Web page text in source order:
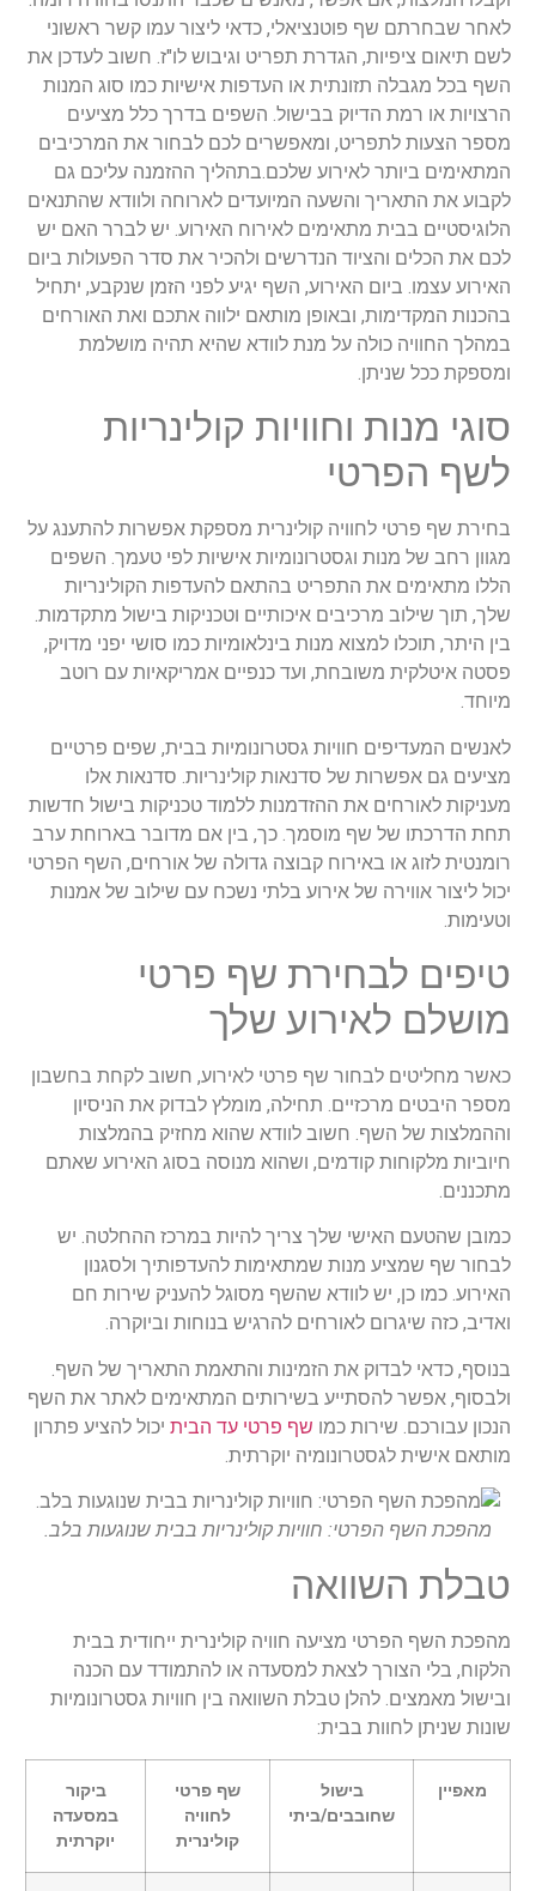
לאחר שבחרתם שף פוטנציאלי, כדאי ליצור עמו קשר ראשוני
לשם תיאום ציפיות, הגדרת תפריט וגיבוש לו"ז. חשוב לעדכן את
השף בכל מגבלה תזונתית או העדפות אישיות כמו סוג המנות
הרצויות או רמת הדיוק בבישול. השפים בדרך כלל מציעים
מספר הצעות לתפריט, ומאפשרים לכם לבחור את המרכיבים
המתאימים ביותר לאירוע שלכם.בתהליך ההזמנה עליכם גם
לקבוע את התאריך והשעה המיועדים לארוחה ולוודא שהתנאים
הלוגיסטיים בבית מתאימים לאירוח האירוע. יש לברר האם יש
לכם את הכלים והציוד הנדרשים ולהכיר את סדר הפעולות ביום
האירוע עצמו. ביום האירוע, השף יגיע לפני הזמן שנקבע, יתחיל
בהכנות המקדימות, ובאופן מותאם ילווה אתכם ואת האורחים
במהלך החוויה כולה על מנת לוודא שהיא תהיה מושלמת
ומספקת ככל שניתן.
סוגי מנות וחוויות קולינריות
לשף הפרטי
בחירת שף פרטי לחוויה קולינרית מספקת אפשרות להתענג על
מגוון רחב של מנות וגסטרונומיות אישיות לפי טעמך. השפים
הללו מתאימים את התפריט בהתאם להעדפות הקולינריות
שלך, תוך שילוב מרכיבים איכותיים וטכניקות בישול מתקדמות.
בין היתר, תוכלו למצוא מנות בינלאומיות כמו סושי יפני מדויק,
פסטה איטלקית משובחת, ועד כנפיים אמריקאיות עם רוטב
מיוחד.
לאנשים המעדיפים חוויות גסטרונומיות בבית, שפים פרטיים
מציעים גם אפשרות של סדנאות קולינריות. סדנאות אלו
מעניקות לאורחים את ההזדמנות ללמוד טכניקות בישול חדשות
תחת הדרכתו של שף מוסמך. כך, בין אם מדובר בארוחת ערב
רומנטית לזוג או באירוח קבוצה גדולה של אורחים, השף הפרטי
יכול ליצור אווירה של אירוע בלתי נשכח עם שילוב של אמנות
וטעימות.
טיפים לבחירת שף פרטי
מושלם לאירוע שלך
כאשר מחליטים לבחור שף פרטי לאירוע, חשוב לקחת בחשבון
מספר היבטים מרכזיים. תחילה, מומלץ לבדוק את הניסיון
וההמלצות של השף. חשוב לוודא שהוא מחזיק בהמלצות
חיוביות מלקוחות קודמים, ושהוא מנוסה בסוג האירוע שאתם
מתכננים.
כמובן שהטעם האישי שלך צריך להיות במרכז ההחלטה. יש
לבחור שף שמציע מנות שמתאימות להעדפותיך ולסגנון
האירוע. כמו כן, יש לוודא שהשף מסוגל להעניק שירות חם
ואדיב, כזה שיגרום לאורחים להרגיש בנוחות וביוקרה.
בנוסף, כדאי לבדוק את הזמינות והתאמת התאריך של השף.
ולבסוף, אפשר להסתייע בשירותים המתאימים לאתר את השף
הנכון עבורכם. שירות כמו שף פרטי עד הבית יכול להציע פתרון
מותאם אישית לגסטרונומיה יוקרתית.
מהפכת השף הפרטי: חוויות קולינריות בבית שנוגעות בלב.
טבלת השוואה
מהפכת השף הפרטי מציעה חוויה קולינרית ייחודית בבית
הלקוח, בלי הצורך לצאת למסעדה או להתמודד עם הכנה
ובישול מאמצים. להלן טבלת השוואה בין חוויות גסטרונומיות
שונות שניתן לחוות בבית:
מאפיין
בישול
שחובבים/ביתי
שף פרטי
לחוויה
קולינרית
ביקור
במסעדה
יוקרתית